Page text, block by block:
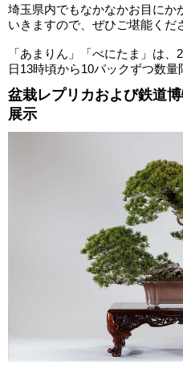
埼玉県内でもなかなかお目にか
いきますので、ぜひご堪能くだ
「あまりん」「べにたま」は
日13時頃から10パックずつ数量
盆栽レプリカおよび鉄道
展示